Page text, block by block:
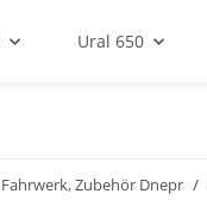
Ural 650
Fahrwerk, Zubehör Dnepr